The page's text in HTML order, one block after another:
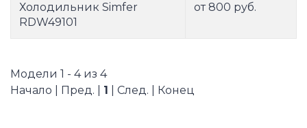
Холодильник Simfer
RDW49101
от 800 руб.
Модели 1 - 4 из 4
Начало | Пред. | 1 | След. | Конец